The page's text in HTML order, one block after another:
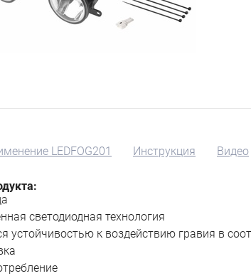
LEDFOG201 Инструкция Видео
светодиодная технология
устойчивостью к воздействию гравия в